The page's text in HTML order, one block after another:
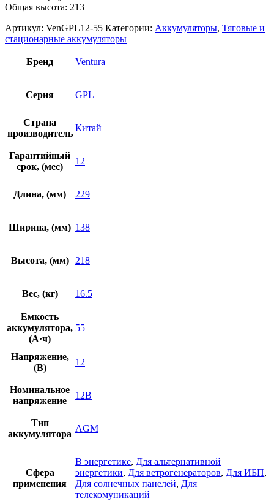
Общая высота: 213
Артикул: VenGPL12-55 Категории: Аккумуляторы, Тяговые и
стационарные аккумуляторы
Бренд Ventura
Серия GPL
Страна
производитель
Китай
Гарантийный
срок, (мес)
12
Длина, (мм) 229
Ширина, (мм) 138
Высота, (мм) 218
Вес, (кг) 16.5
Емкость
аккумулятора,
(А·ч)
55
Напряжение,
(В)
12
Номинальное
напряжение
12В
Тип
аккумулятора
AGM
Сфера
применения
В энергетике, Для альтернативной
энергетики, Для ветрогенераторов, Для ИБП,
Для солнечных панелей, Для
телекомуникаций